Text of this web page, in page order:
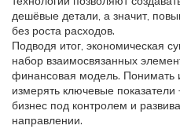
дешёвые детали, а значит,
без роста расходов.
Подводя итог, экономическая
набор взаимосвязанных
финансовая модель. Понимать
измерять ключевые
бизнес под контролем и
направлении.